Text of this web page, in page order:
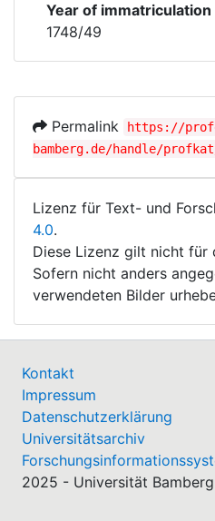
Year of immatriculation
1748/49
Permalink
https://
bamberg.de/handle/
Lizenz für Text- und
4.0.
Diese Lizenz gilt nicht für
Sofern nicht anders
verwendeten Bilder
Kontakt
Impressum
Datenschutzerklärung
Universitätsarchiv
2025 - Universität Bamberg